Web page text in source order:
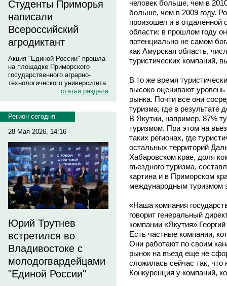
Студенты Приморья
написали
Всероссийский
агродиктант
Акция "Единой России" прошла
на площадке Приморского
государственного аграрно-
технологического университета
статьи раздела
Регион сегодня
28 Мая 2026, 14:16
Юрий Трутнев
встретился во
Владивостоке с
молодогвардейцами
"Единой России"
человек больше, чем в
больше, чем в 2009 году.
произошел и в отдаленной
области: в прошлом году
потенциально не самом
как Амурская область,
туристических компаний,
В то же время
высоко оценивают уровень
рынка. Почти все они
туризма, где в результате
В Якутии, например, 87%
туризмом. При этом на
таких регионах, где
остальных территорий
Хабаровском крае, доля
въездного туризма,
картина и в Приморском
международным туризмом
«Наша компания
говорит генеральный
компании «Якутия»
Есть частные компании,
Они работают по своим
рынок на въезд еще не
сложилась сейчас так, что
Конкуренция у компаний,